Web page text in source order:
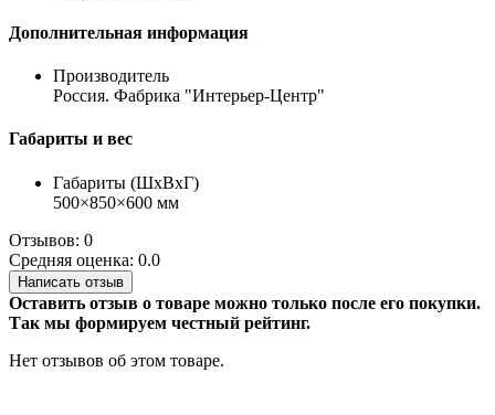
Дополнительная информация
Производитель
Россия. Фабрика "Интерьер-Центр"
Габариты и вес
Габариты (ШхВхГ)
500×850×600 мм
Отзывов: 0
Средняя оценка: 0.0
Написать отзыв
Оставить отзыв о товаре можно только после его покупки.
Так мы формируем честный рейтинг.
Нет отзывов об этом товаре.